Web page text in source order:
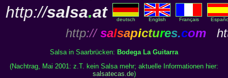
http://salsa.at deutsch English Français
http:// salsapictures.com
Salsa in Saarbrücken: Bodega La Guitarra
(Nachtrag, Mai 2001: z.T. kein Salsa mehr; aktuelle Informationen hier:
salsatecas.de)